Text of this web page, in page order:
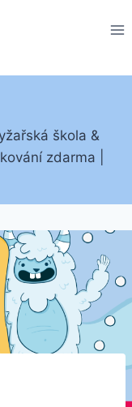
škola &
zdarma |